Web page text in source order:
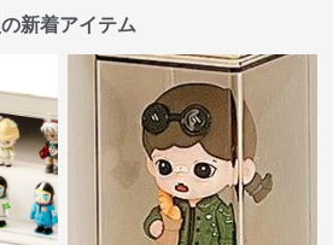
新着アイテム